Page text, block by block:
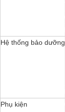
Hệ thống bảo dưỡng
Phụ kiện